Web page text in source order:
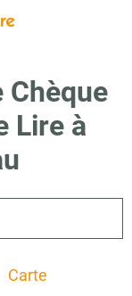
Chèque
Lire à
Carte